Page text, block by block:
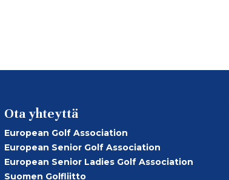
Ota yhteyttä
European Golf Association
European Senior Golf Association
European Senior Ladies Golf Association
Suomen Golfliitto